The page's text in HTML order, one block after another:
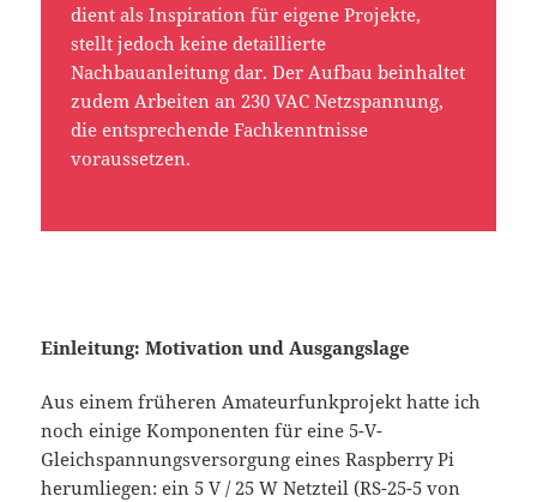
dient als Inspiration für eigene Projekte,
stellt jedoch keine detaillierte
Nachbauanleitung dar. Der Aufbau beinhaltet
zudem Arbeiten an 230 VAC Netzspannung,
die entsprechende Fachkenntnisse
voraussetzen.
Einleitung: Motivation und Ausgangslage
Aus einem früheren Amateurfunkprojekt hatte ich
noch einige Komponenten für eine 5-V-
Gleichspannungsversorgung eines Raspberry Pi
herumliegen: ein 5 V / 25 W Netzteil (RS-25-5 von